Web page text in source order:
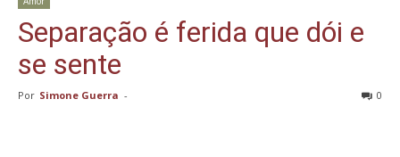
Separação é ferida que dói e
se sente
Por Simone Guerra - 0